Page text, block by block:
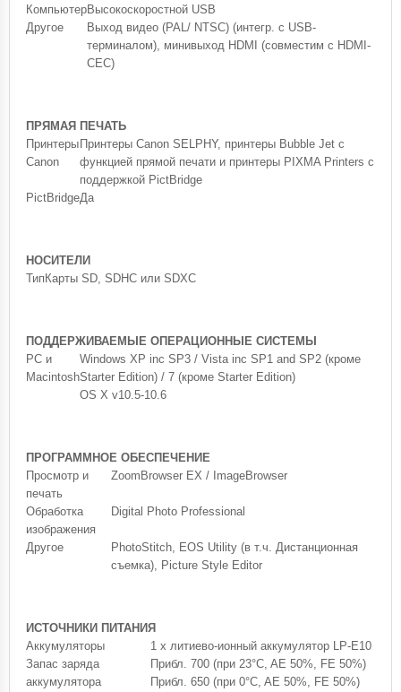
КомпьютерВысокоскоростной USB
Другое
Выход видео (PAL/ NTSC) (интегр. с USB-
терминалом), минивыход HDMI (совместим с HDMI-
CEC)
ПРЯМАЯ ПЕЧАТЬ
Принтеры
Canon
Принтеры Canon SELPHY, принтеры Bubble Jet с
функцией прямой печати и принтеры PIXMA Printers с
поддержкой PictBridge
PictBridgeДа
НОСИТЕЛИ
Тип Карты SD, SDHC или SDXC
ПОДДЕРЖИВАЕМЫЕ ОПЕРАЦИОННЫЕ СИСТЕМЫ
PC и
Macintosh
Windows XP inc SP3 / Vista inc SP1 and SP2 (кроме
Starter Edition) / 7 (кроме Starter Edition)
OS X v10.5-10.6
ПРОГРАММНОЕ ОБЕСПЕЧЕНИЕ
Просмотр и
печать
ZoomBrowser EX / ImageBrowser
Обработка
изображения
Digital Photo Professional
Другое
PhotoStitch, EOS Utility (в т.ч. Дистанционная
съемка), Picture Style Editor
ИСТОЧНИКИ ПИТАНИЯ
Аккумуляторы
1 x литиево-ионный аккумулятор LP-E10
Запас заряда
аккумулятора
Прибл. 700 (при 23°C, AE 50%, FE 50%)
Прибл. 650 (при 0°C, AE 50%, FE 50%)